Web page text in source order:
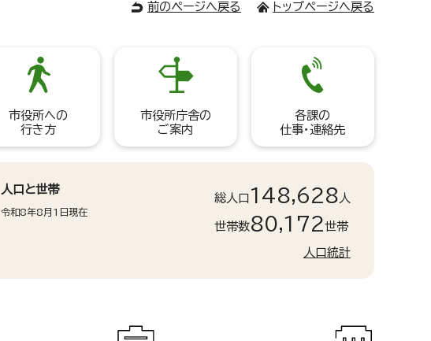
前のページへ戻る トップページへ戻る
市役所への
行き方
市役所庁舎の
ご案内
各課の
仕事・連絡先
人口と世帯
令和8年8月1日現在
総人口 148,628 人
世帯数80,172世帯
人口統計